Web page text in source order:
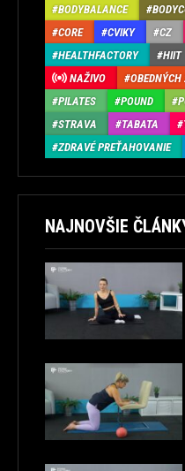
BODYBALANCE
CORE
CVIKY CZ
HEALTHFACTORY
HIIT
NAŽIVO
OBEDNÝCH
PILATES
POUND
STRAVA
TABATA
ZDRAVÉ PREŤAHOVANIE
NAJNOVŠIE